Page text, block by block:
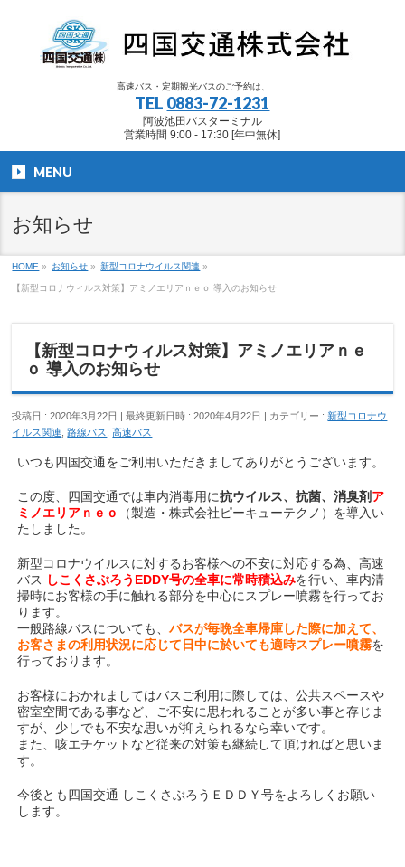
高速バス・定期観光バスのご予約は、
TEL 0883-72-1231
阿波池田バスターミナル
営業時間 9:00 - 17:30 [年中無休]
MENU
お知らせ
HOME » お知らせ » 新型コロナウイルス関連 »
【新型コロナウィルス対策】アミノエリアｎｅｏ 導入のお知らせ
【新型コロナウィルス対策】アミノエリアｎｅ
ｏ 導入のお知らせ
投稿日 : 2020年3月22日 最終更新日時 : 2020年4月22日 カテゴリー : 新型コロナウ
イルス関連 ,路線バス ,高速バス
いつも四国交通をご利用いただきましてありがとうございます。
この度、四国交通では車内消毒用に抗ウイルス、抗菌、消臭剤ア
ミノエリアｎｅｏ
（製造・株式会社ピーキューテクノ）を導入い
たしました。
新型コロナウイルスに対するお客様への不安に対応する為、高速
バス しこくさぶろうEDDY号の全車に常時積込みを行い、車内清
掃時にお客様の手に触れる部分を中心にスプレー噴霧を行ってお
ります。
一般路線バスについても、バスが毎晩全車帰庫した際に加えて、
お客さまの利用状況に応じて日中に於いても適時スプレー噴霧を
行っております。
お客様におかれましてはバスご利用に際しては、公共スペースや
密室空間である事など、ご不安に思われることが多い事と存じま
すが、少しでも不安な思いが抑えられるなら幸いです。
また、咳エチケットなど従来の対策も継続して頂ければと思いま
す。
今後とも四国交通 しこくさぶろうＥＤＤＹ号をよろしくお願い
します。